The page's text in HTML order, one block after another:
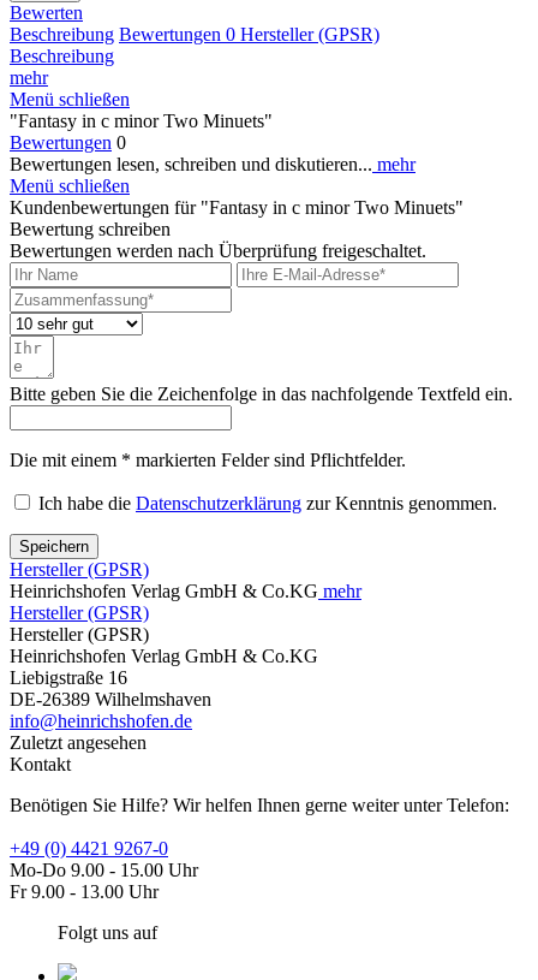
Bewerten
Beschreibung Bewertungen 0 Hersteller (GPSR)
Beschreibung
mehr
Menü schließen
"Fantasy in c minor Two Minuets"
Bewertungen 0
Bewertungen lesen, schreiben und diskutieren... mehr
Menü schließen
Kundenbewertungen für "Fantasy in c minor Two Minuets"
Bewertung schreiben
Bewertungen werden nach Überprüfung freigeschaltet.
Bitte geben Sie die Zeichenfolge in das nachfolgende Textfeld ein.
Die mit einem * markierten Felder sind Pflichtfelder.
Ich habe die Datenschutzerklärung zur Kenntnis genommen.
Speichern
Hersteller (GPSR)
Heinrichshofen Verlag GmbH & Co.KG mehr
Hersteller (GPSR)
Hersteller (GPSR)
Heinrichshofen Verlag GmbH & Co.KG
Liebigstraße 16
DE-26389 Wilhelmshaven
info@heinrichshofen.de
Zuletzt angesehen
Kontakt
Benötigen Sie Hilfe? Wir helfen Ihnen gerne weiter unter Telefon:
+49 (0) 4421 9267-0
Mo-Do 9.00 - 15.00 Uhr
Fr 9.00 - 13.00 Uhr
Folgt uns auf